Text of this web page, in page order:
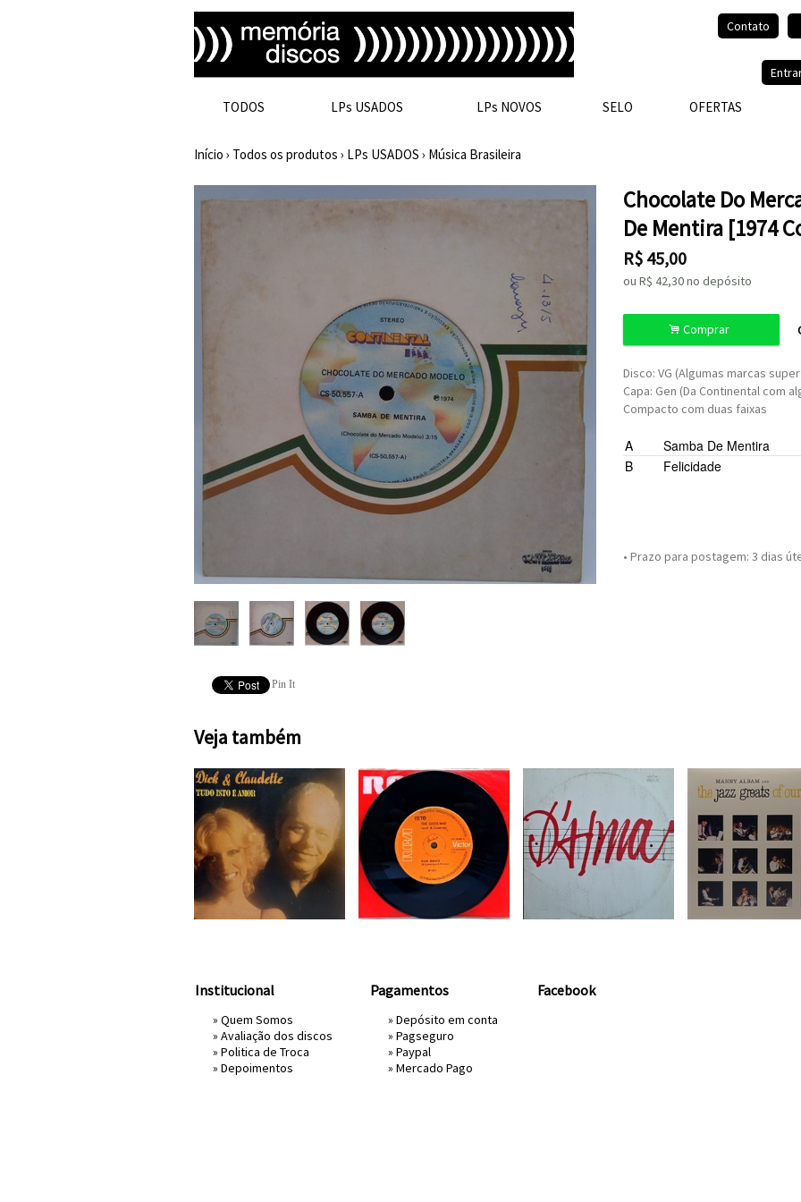
Contato
TODOS LPs USADOS LPs NOVOS SELO OFERTAS
Início › Todos os produtos › LPs USADOS › Música Brasileira
Pin It
Chocolate Do
De Mentira [1974
R$ 45,00
ou R$ 42,30no depósito
. Comprar
Disco: VG (Algumas marcas
Capa: Gen (Da Continental com
Compacto com duas faixas
A
Samba De Mentira
B
Felicidade
• Prazo para postagem: 3 dias
Veja também
Institucional
» Quem Somos
» Avaliação dos discos
» Politica de Troca
» Depoimentos
Pagamentos
» Depósito em conta
» Pagseguro
» Paypal
» Mercado Pago
Facebook